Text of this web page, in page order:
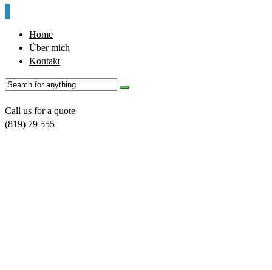
Home
Über mich
Kontakt
Call us for a quote
(819) 79 555